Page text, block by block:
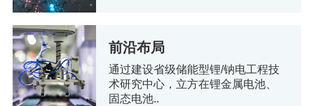
前沿布局
通过建设省级储能型锂/钠电工程技
术研究中心，立方在锂金属电池、
固态电池..